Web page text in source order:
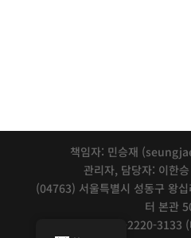
책임자: 민승재
관리자, 담당자: 이한
(04763) 서울특별시 성동구 왕
터 본관
Tel: (학부) +82-2-2220-3133